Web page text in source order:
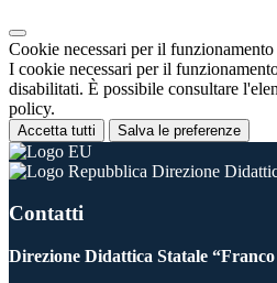
Cookie necessari per il funzionamento
I cookie necessari per il
disabilitati. È possibile consultare
policy.
Accetta tutti Salva le preferenze
Direzione
Contatti
Direzione Didattica Statale